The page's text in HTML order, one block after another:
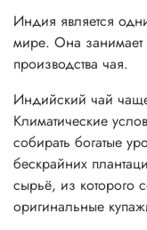
Индия является
мире. Она
производства чая.
Индийский чай
Климатические
собирать богатые
бескрайних
сырьё, из которого
оригинальные